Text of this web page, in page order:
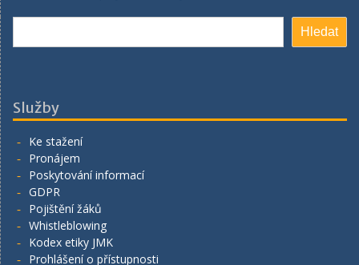
Hledat
Služby
Ke stažení
Pronájem
Poskytování informací
GDPR
Pojištění žáků
Whistleblowing
Kodex etiky JMK
Prohlášení o přístupnosti